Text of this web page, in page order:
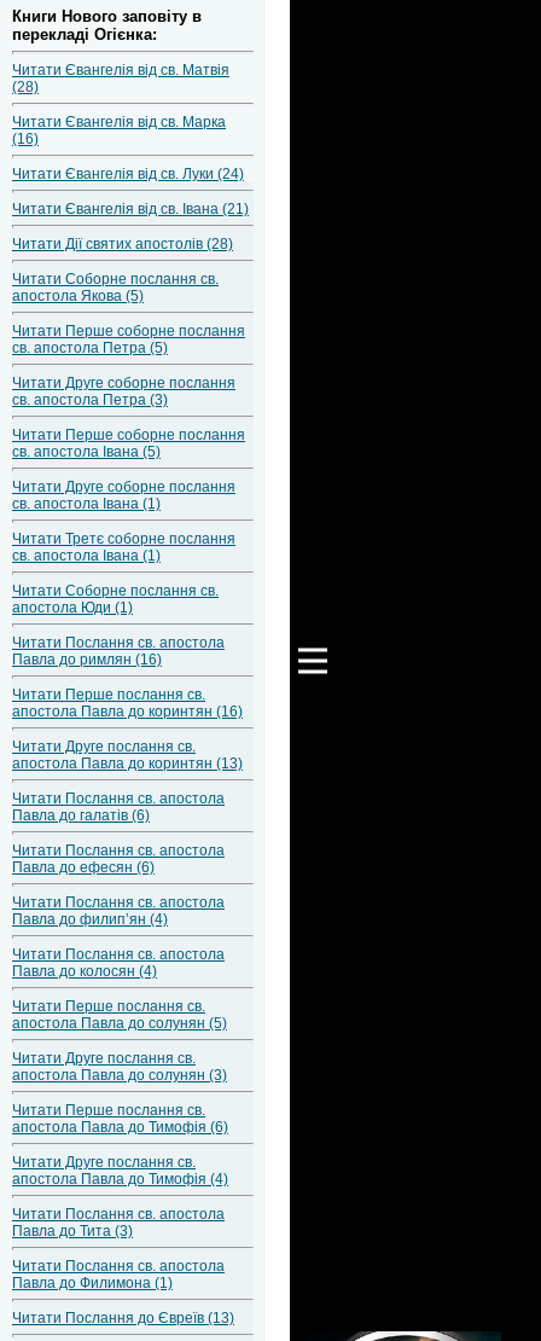
Книги Нового заповіту в
перекладі Огієнка:
Читати Євангелія від св. Матвія
(28)
Читати Євангелія від св. Марка
(16)
Читати Євангелія від св. Луки (24)
Читати Євангелія від св. Івана (21)
Читати Дії святих апостолів (28)
Читати Соборне послання св.
апостола Якова (5)
Читати Перше соборне послання
св. апостола Петра (5)
Читати Друге соборне послання
св. апостола Петра (3)
Читати Перше соборне послання
св. апостола Івана (5)
Читати Друге соборне послання
св. апостола Івана (1)
Читати Третє соборне послання
св. апостола Івана (1)
Читати Соборне послання св.
апостола Юди (1)
Читати Послання св. апостола
Павла до римлян (16)
Читати Перше послання св.
апостола Павла до коринтян (16)
Читати Друге послання св.
апостола Павла до коринтян (13)
Читати Послання св. апостола
Павла до галатів (6)
Читати Послання св. апостола
Павла до ефесян (6)
Читати Послання св. апостола
Павла до филип’ян (4)
Читати Послання св. апостола
Павла до колосян (4)
Читати Перше послання св.
апостола Павла до солунян (5)
Читати Друге послання св.
апостола Павла до солунян (3)
Читати Перше послання св.
апостола Павла до Тимофія (6)
Читати Друге послання св.
апостола Павла до Тимофія (4)
Читати Послання св. апостола
Павла до Тита (3)
Читати Послання св. апостола
Павла до Филимона (1)
Читати Послання до Євреїв (13)